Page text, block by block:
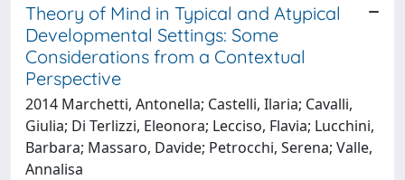
Theory of Mind in Typical and Atypical
Developmental Settings: Some
Considerations from a Contextual
Perspective
2014 Marchetti, Antonella; Castelli, Ilaria; Cavalli,
Giulia; Di Terlizzi, Eleonora; Lecciso, Flavia; Lucchini,
Barbara; Massaro, Davide; Petrocchi, Serena; Valle,
Annalisa